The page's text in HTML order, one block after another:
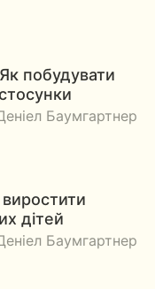
побудувати
Баумгартнер
дітей
Баумгартнер